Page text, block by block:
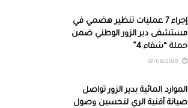
إجراء 7 عمليات تنظير هضمي في
مستشفى دير الزور الوطني ضمن
حملة “شفاء 4”
الموارد المائية بدير الزور تواصل
صيانة أقنية الري لتحسين وصول